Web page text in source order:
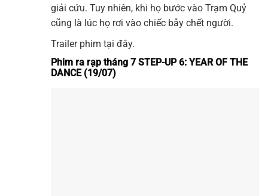
giải cứu. Tuy nhiên, khi họ bước vào Trạm Quỷ
cũng là lúc họ rơi vào chiếc bẫy chết người.
Trailer phim tại đây.
Phim ra rạp tháng 7 STEP-UP 6: YEAR OF THE
DANCE (19/07)